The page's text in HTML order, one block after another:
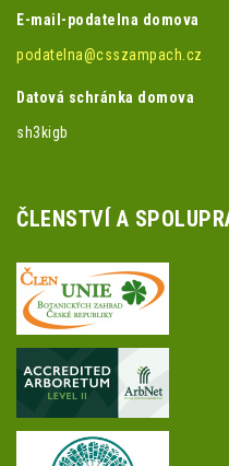
E-mail-podatelna domova
podatelna@csszampach.cz
Datová schránka domova
sh3kigb
ČLENSTVÍ A